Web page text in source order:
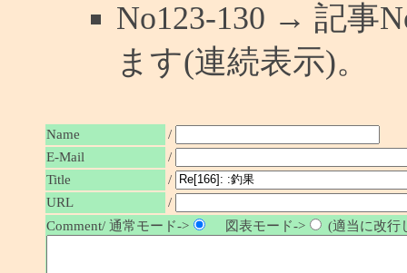
No123-130 → 記事
ます(連続表示)。
Name
/
E-Mail
/
Title
/
URL
/
Comment/ 通常モード->
図表モード-> (適当に改行